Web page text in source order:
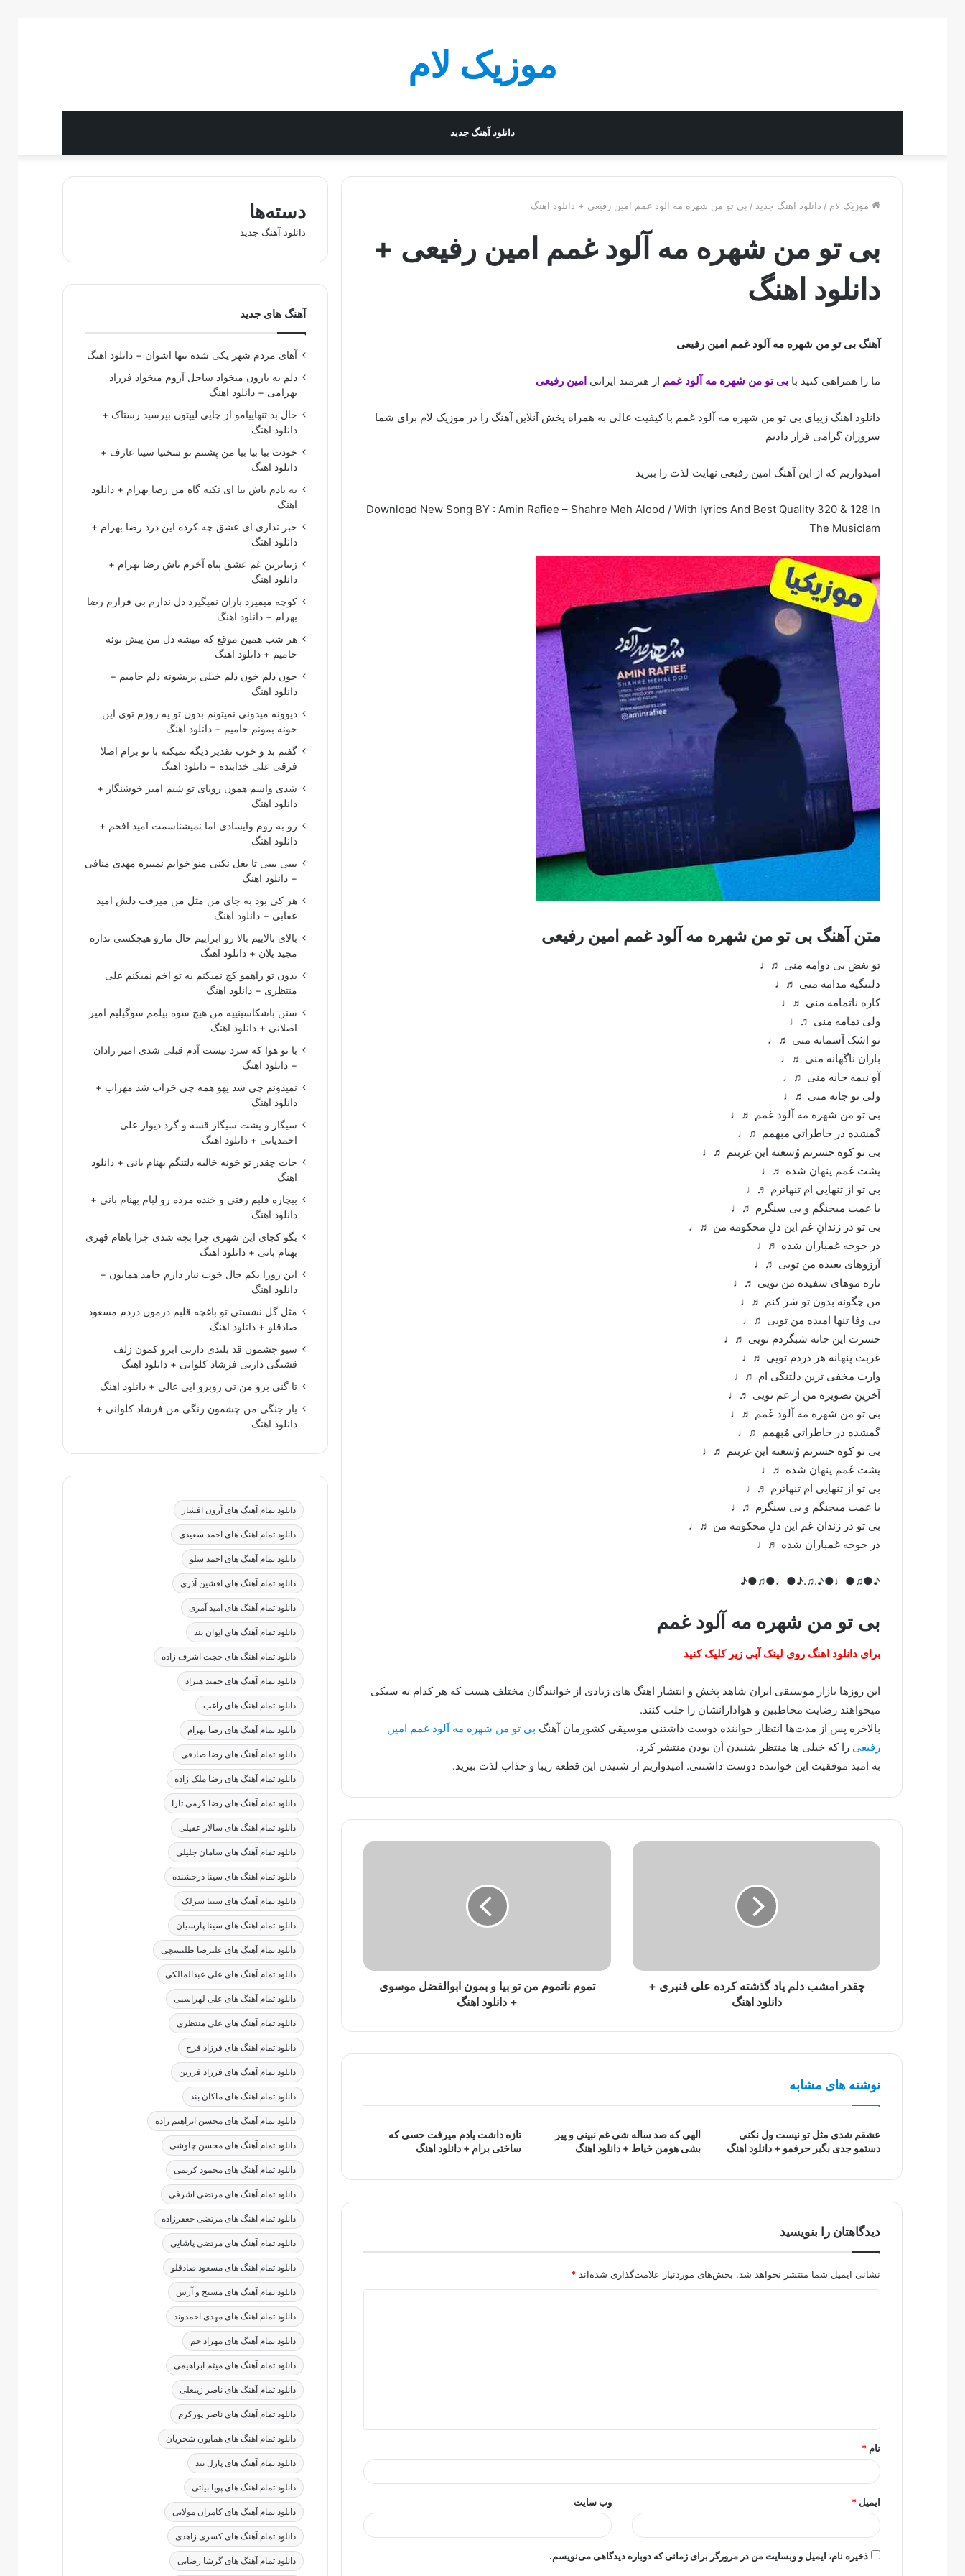
موزیک لام
دانلود آهنگ جدید
موزیک لام / دانلود آهنگ جدید / بی تو من شهره مه آلود غمم امین رفیعی + دانلود اهنگ
بی تو من شهره مه آلود غمم امین رفیعی +
دانلود اهنگ
آهنگ بی تو من شهره مه آلود غمم امین رفیعی
ما را همراهی کنید با بی تو من شهره مه آلود غمم از هنرمند ایرانی امین رفیعی
دانلود اهنگ زیبای بی تو من شهره مه آلود غمم با کیفیت عالی به همراه پخش آنلاین آهنگ را در موزیک لام برای شما
سروران گرامی قرار دادیم
امیدواریم که از این آهنگ امین رفیعی نهایت لذت را ببرید
Download New Song BY : Amin Rafiee – Shahre Meh Alood / With lyrics And Best Quality 320 & 128 In
The Musiclam
متن آهنگ بی تو من شهره مه آلود غمم امین رفیعی
تو بغض بی دوامه منی ♬♩
دلتنگیه مدامه منی ♬♩
کاره ناتمامه منی ♬♩
ولی تمامه منی ♬♩
تو اشک آسمانه منی ♬♩
باران ناگهانه منی ♬♩
آهِ نیمه جانه منی ♬♩
ولی تو جانه منی ♬♩
بی تو من شهره مه آلود غمم ♬♩
گمشده در خاطراتی مبهمم ♬♩
بی تو کوه حسرتم وُسعته این غربتم ♬♩
پشت غَمم پنهان شده ♬♩
بی تو از تنهایی ام تنهاترم ♬♩
با غمت میجنگم و بی سنگرم ♬♩
بی تو در زندانِ غم این دلِ محکومه من ♬♩
در جوخه غمباران شده ♬♩
آرزوهای بعیده من تویی ♬♩
تاره موهای سفیده من تویی ♬♩
من چگونه بدون تو سَر کنم ♬♩
بی وفا تنها امیده من تویی ♬♩
حسرت این جانه شبگردم تویی ♬♩
غربت پنهانه هر دردم تویی ♬♩
وارث مخفی ترین دلتنگی ام ♬♩
آخرین تصویره من از غم تویی ♬♩
بی تو من شهره مه آلود غَمم ♬♩
گمشده در خاطراتی مُبهمم ♬♩
بی تو کوه حسرتم وُسعته این غربتم ♬♩
پشت غَمم پنهان شده ♬♩
بی تو از تنهایی ام تنهاترم ♬♩
با غمت میجنگم و بی سنگرم ♬♩
بی تو در زندان غم این دلِ محکومه من ♬♩
در جوخه غمباران شده ♬♩
♪●♫●♩●♪.♫.♪●♩●♫●♪
بی تو من شهره مه آلود غمم
برای دانلود اهنگ روی لینک آبی زیر کلیک کنید
این روزها بازار موسیقی ایران شاهد پخش و انتشار اهنگ های زیادی از خوانندگان مختلف هست که هر کدام به سبکی
میخواهند رضایت مخاطبین و هوادارانشان را جلب کنند.
بالاخره پس از مدت‌ها انتظار خواننده دوست داشتنی موسیقی کشورمان آهنگ بی تو من شهره مه آلود غمم امین
رفیعی را که خیلی ها منتظر شنیدن آن بودن منتشر کرد.
به امید موفقیت این خواننده دوست داشتنی. امیدواریم از شنیدن این قطعه زیبا و جذاب لذت ببرید.
چقدر امشب دلم یاد گذشته کرده علی قنبری +
دانلود اهنگ
تموم ناتموم من تو بیا و بمون ابوالفضل موسوی
+ دانلود اهنگ
نوشته های مشابه
عشقم شدی مثل تو نیست ول نکنی
دستمو جدی بگیر حرفمو + دانلود اهنگ
الهی که صد ساله شی غم نبینی و پیر
بشی هومن خیاط + دانلود اهنگ
تازه داشت یادم میرفت حسی که
ساختی برام + دانلود اهنگ
دیدگاهتان را بنویسید
نشانی ایمیل شما منتشر نخواهد شد. بخش‌های موردنیاز علامت‌گذاری شده‌اند *
*
نام *
ایمیل * وب‌ سایت
ذخیره نام، ایمیل و وبسایت من در مرورگر برای زمانی که دوباره دیدگاهی می‌نویسم.
دسته‌ها
دانلود آهنگ جدید
آهنگ های جدید
آهای مردم شهر یکی شده تنها اشوان + دانلود اهنگ
دلم یه بارون میخواد ساحل آروم میخواد فرزاد
بهرامی + دانلود اهنگ
حال بد تنهاییامو از چایی لیپتون بپرسید رستاک +
دانلود اهنگ
خودت بیا بیا بیا من پشتتم تو سختیا سینا عارف +
دانلود اهنگ
به یادم باش بیا ای تکیه گاه من رضا بهرام + دانلود
اهنگ
خبر نداری ای عشق چه کرده این درد رضا بهرام +
دانلود اهنگ
زیباترین غم عشق پناه آخرم باش رضا بهرام +
دانلود اهنگ
کوچه میمیرد باران نمیگیرد دل ندارم بی قرارم رضا
بهرام + دانلود اهنگ
هر شب همین موقع که میشه دل من پیش توئه
حامیم + دانلود اهنگ
جون دلم خون دلم خیلی پریشونه دلم حامیم +
دانلود اهنگ
دیوونه میدونی نمیتونم بدون تو یه روزم توی این
خونه بمونم حامیم + دانلود اهنگ
گفتم بد و خوب تقدیر دیگه نمیکنه با تو برام اصلا
فرقی علی خدابنده + دانلود اهنگ
شدی واسم همون رویای تو شبم امیر خوشنگار +
دانلود اهنگ
رو به روم وایسادی اما نمیشناسمت امید افخم +
دانلود اهنگ
بیبی بیبی تا بغل نکنی منو خوابم نمیبره مهدی منافی
+ دانلود اهنگ
هر کی بود به جای من مثل من میرفت دلش امید
عقابی + دانلود اهنگ
بالای بالاییم بالا رو ابراییم حال مارو هیچکسی نداره
مجید یلان + دانلود اهنگ
بدون تو راهمو کج نمیکنم به تو اخم نمیکنم علی
منتظری + دانلود اهنگ
سنن باشکاسینییه من هیچ سوه بیلمم سوگیلیم امیر
اصلانی + دانلود اهنگ
با تو هوا که سرد نیست آدم قبلی شدی امیر رادان
+ دانلود اهنگ
نمیدونم چی شد یهو همه چی خراب شد مهراب +
دانلود اهنگ
سیگار و پشت سیگار قسه و گرد دیوار علی
احمدیانی + دانلود اهنگ
جات چقدر تو خونه خالیه دلتنگم بهنام بانی + دانلود
اهنگ
بیچاره قلبم رفتی و خنده مرده رو لبام بهنام بانی +
دانلود اهنگ
بگو کجای این شهری چرا بچه شدی چرا باهام قهری
بهنام بانی + دانلود اهنگ
این روزا یکم حال خوب نیاز دارم حامد همایون +
دانلود اهنگ
مثل گل نشستی تو باغچه قلبم درمون دردم مسعود
صادقلو + دانلود اهنگ
سیو چشمون قد بلندی دارنی ابرو کمون زلف
قشنگی دارنی فرشاد کلوانی + دانلود اهنگ
تا گنی برو من تی روبرو ابی عالی + دانلود اهنگ
یار جنگی من چشمون رنگی من فرشاد کلوانی +
دانلود اهنگ
دانلود تمام آهنگ های آرون افشار
دانلود تمام آهنگ های احمد سعیدی
دانلود تمام آهنگ های احمد سلو
دانلود تمام آهنگ های افشین آذری
دانلود تمام آهنگ های امید آمری
دانلود تمام آهنگ های ایوان بند
دانلود تمام آهنگ های حجت اشرف زاده
دانلود تمام آهنگ های حمید هیراد
دانلود تمام آهنگ های راغب
دانلود تمام آهنگ های رضا بهرام
دانلود تمام آهنگ های رضا صادقی
دانلود تمام آهنگ های رضا ملک زاده
دانلود تمام آهنگ های رضا کرمی تارا
دانلود تمام آهنگ های سالار عقیلی
دانلود تمام آهنگ های سامان جلیلی
دانلود تمام آهنگ های سینا درخشنده
دانلود تمام آهنگ های سینا سرلک
دانلود تمام آهنگ های سینا پارسیان
دانلود تمام آهنگ های علیرضا طلیسچی
دانلود تمام آهنگ های علی عبدالمالکی
دانلود تمام آهنگ های علی لهراسبی
دانلود تمام آهنگ های علی منتظری
دانلود تمام آهنگ های فرزاد فرخ
دانلود تمام آهنگ های فرزاد فرزین
دانلود تمام آهنگ های ماکان بند
دانلود تمام آهنگ های محسن ابراهیم زاده
دانلود تمام آهنگ های محسن چاوشی
دانلود تمام آهنگ های محمود کریمی
دانلود تمام آهنگ های مرتضی اشرفی
دانلود تمام آهنگ های مرتضی جعفرزاده
دانلود تمام آهنگ های مرتضی پاشایی
دانلود تمام آهنگ های مسعود صادقلو
دانلود تمام آهنگ های مسیح و آرش
دانلود تمام آهنگ های مهدی احمدوند
دانلود تمام آهنگ های مهراد جم
دانلود تمام آهنگ های میثم ابراهیمی
دانلود تمام آهنگ های ناصر زینعلی
دانلود تمام آهنگ های ناصر پورکرم
دانلود تمام آهنگ های همایون شجریان
دانلود تمام آهنگ های پازل بند
دانلود تمام آهنگ های پویا بیاتی
دانلود تمام آهنگ های کامران مولایی
دانلود تمام آهنگ های کسری زاهدی
دانلود تمام آهنگ های گرشا رضایی